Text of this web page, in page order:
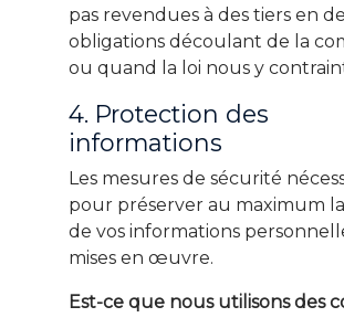
pas revendues à des tiers en
obligations découlant de la
ou quand la loi nous y
4. Protection des
informations
Les mesures de sécurité
pour préserver au maximum
de vos informations
mises en œuvre.
Est-ce que nous utilisons des